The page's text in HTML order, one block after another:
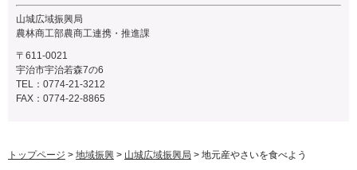
山城広域振興局
農林商工部農商工連携・推進課
〒611-0021
宇治市宇治若森7の6
TEL：0774-21-3212
FAX：0774-22-8865
トップページ > 地域振興 > 山城広域振興局 > 地元産やさいを食べよう